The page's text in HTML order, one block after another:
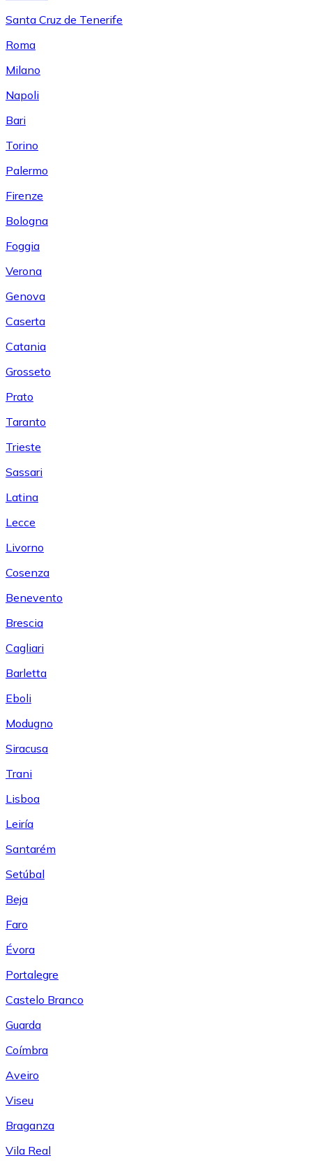
Santa Cruz de Tenerife
Roma
Milano
Napoli
Bari
Torino
Palermo
Firenze
Bologna
Foggia
Verona
Genova
Caserta
Catania
Grosseto
Prato
Taranto
Trieste
Sassari
Latina
Lecce
Livorno
Cosenza
Benevento
Brescia
Cagliari
Barletta
Eboli
Modugno
Siracusa
Trani
Lisboa
Leiría
Santarém
Setúbal
Beja
Faro
Évora
Portalegre
Castelo Branco
Guarda
Coímbra
Aveiro
Viseu
Braganza
Vila Real